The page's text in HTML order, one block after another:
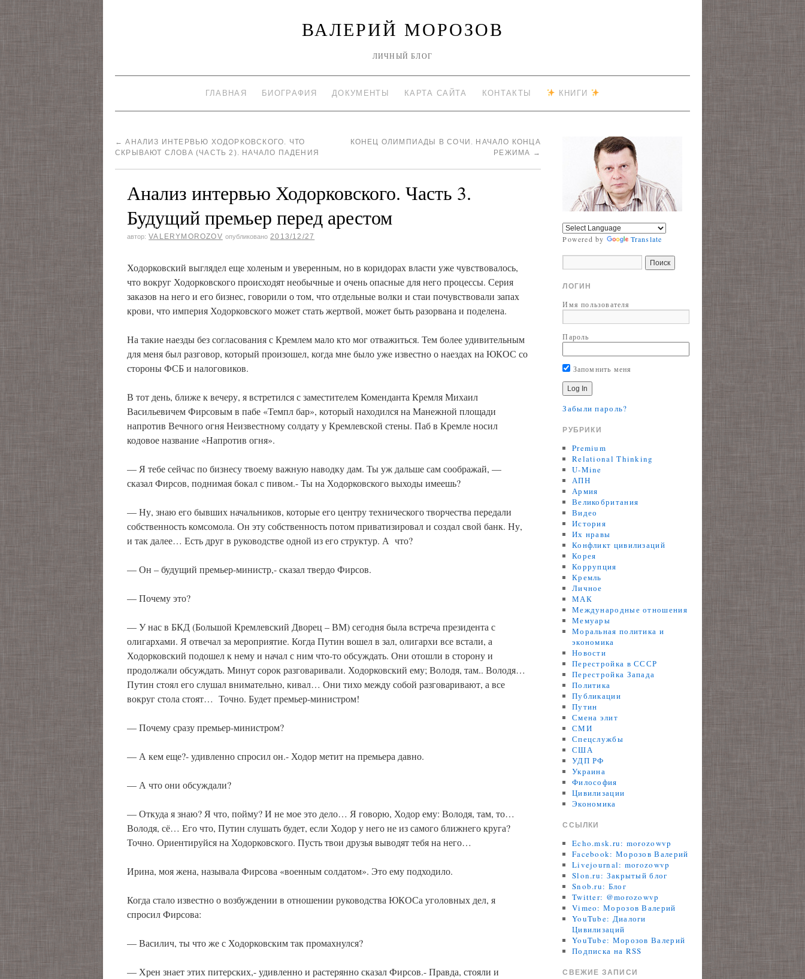
ВАЛЕРИЙ МОРОЗОВ
ЛИЧНЫЙ БЛОГ
ГЛАВНАЯ БИОГРАФИЯ ДОКУМЕНТЫ КАРТА САЙТА КОНТАКТЫ КНИГИ
← АНАЛИЗ ИНТЕРВЬЮ ХОДОРКОВСКОГО. ЧТО
СКРЫВАЮТ СЛОВА (ЧАСТЬ 2). НАЧАЛО ПАДЕНИЯ
КОНЕЦ ОЛИМПИАДЫ В СОЧИ. НАЧАЛО КОНЦА
РЕЖИМА →
Анализ интервью Ходорковского. Часть 3.
Будущий премьер перед арестом
автор: VALERYMOROZOV опубликовано 2013/12/27
Ходорковский выглядел еще холеным и уверенным, но в коридорах власти уже чувствовалось,
что вокруг Ходорковского происходят необычные и очень опасные для него процессы. Серия
заказов на него и его бизнес, говорили о том, что отдельные волки и стаи почувствовали запах
крови, что империя Ходорковского может стать жертвой, может быть разорвана и поделена.
На такие наезды без согласования с Кремлем мало кто мог отважиться. Тем более удивительным
для меня был разговор, который произошел, когда мне было уже известно о наездах на ЮКОС со
стороны ФСБ и налоговиков.
В тот день, ближе к вечеру, я встретился с заместителем Коменданта Кремля Михаил
Васильевичем Фирсовым в пабе «Темпл бар», который находился на Манежной площади
напротив Вечного огня Неизвестному солдату у Кремлевской стены. Паб в Кремле носил
кодовое название «Напротив огня».
— Я тебе сейчас по бизнесу твоему важную наводку дам. Ты уж дальше сам соображай, —
сказал Фирсов, поднимая бокал с пивом.- Ты на Ходорковского выходы имеешь?
— Ну, знаю его бывших начальников, которые его центру технического творчества передали
собственность комсомола. Он эту собственность потом приватизировал и создал свой банк. Ну,
и так далее… Есть друг в руководстве одной из его структур. А что?
— Он – будущий премьер-министр,- сказал твердо Фирсов.
— Почему это?
— У нас в БКД (Большой Кремлевский Дворец – ВМ) сегодня была встреча президента с
олигархами. Я отвечал за мероприятие. Когда Путин вошел в зал, олигархи все встали, а
Ходорковский подошел к нему и начал с ним что-то обсуждать. Они отошли в сторону и
продолжали обсуждать. Минут сорок разговаривали. Ходорковский ему; Володя, там.. Володя…
Путин стоял его слушал внимательно, кивал… Они тихо между собой разговаривают, а все
вокруг стола стоят… Точно. Будет премьер-министром!
— Почему сразу премьер-министром?
— А кем еще?- удивленно спросил он.- Ходор метит на премьера давно.
— А что они обсуждали?
— Откуда я знаю? Я что, пойму? И не мое это дело… Я говорю, Ходор ему: Володя, там, то…
Володя, сё… Его что, Путин слушать будет, если Ходор у него не из самого ближнего круга?
Точно. Ориентируйся на Ходорковского. Пусть твои друзья выводят тебя на него…
Ирина, моя жена, называла Фирсова «военным солдатом». Это ему подходило.
Когда стало известно о возбуждении в отношении руководства ЮКОСа уголовных дел, я
спросил Фирсова:
— Василич, ты что же с Ходорковским так промахнулся?
— Хрен знает этих питерских,- удивленно и растерянно сказал Фирсов.- Правда, стояли и
Powered by Translate
ЛОГИН
Имя пользователя
Пароль
Запомнить меня
Забыли пароль?
РУБРИКИ
Premium
Relational Thinking
U-Mine
АПН
Армия
Великобритания
Видео
История
Их нравы
Конфликт цивилизаций
Корея
Коррупция
Кремль
Личное
МАК
Международные отношения
Мемуары
Моральная политика и
экономика
Новости
Перестройка в СССР
Перестройка Запада
Политика
Публикации
Путин
Смена элит
СМИ
Спецслужбы
США
УДП РФ
Украина
Философия
Цивилизации
Экономика
ССЫЛКИ
Echo.msk.ru: morozowvp
Facebook: Морозов Валерий
Livejournal: morozowvp
Slon.ru: Закрытый блог
Snob.ru: Блог
Twitter: @morozowvp
Vimeo: Морозов Валерий
YouTube: Диалоги
Цивилизаций
YouTube: Морозов Валерий
Подписка на RSS
СВЕЖИЕ ЗАПИСИ